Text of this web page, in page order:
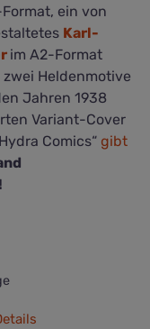
ein von
Karl-
im A2-Format
zwei Heldenmotive
Jahren 1938
Variant-Cover
Comics“ gibt